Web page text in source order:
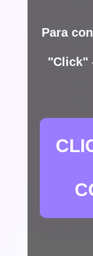
Para
"Click"